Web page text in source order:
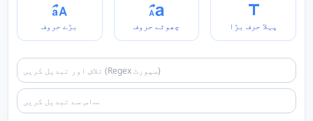
بڑے حروف چھوٹے حروف پہلا حرف بڑا